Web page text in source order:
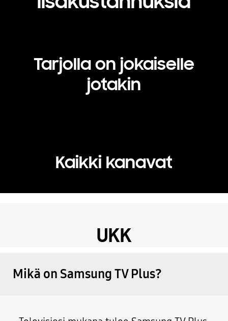
Tarjolla on jokaiselle
jotakin
Kaikki kanavat
UKK
Mikä on Samsung TV Plus?